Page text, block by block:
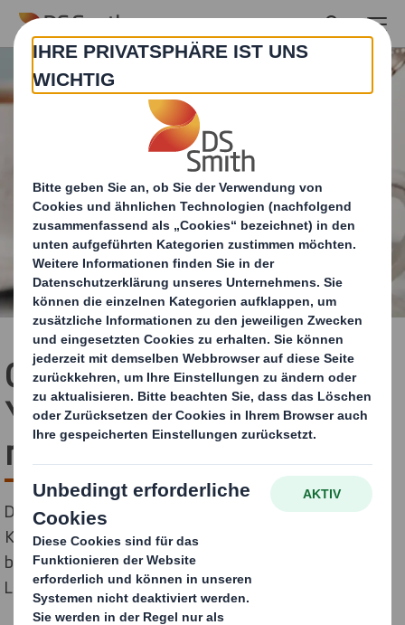
Skip to main content
Geschenkverpackung für
YOGI TEA® – im Einklang
mit der Natur
Die hochwertigen ayurvedischen Gewürz- und
Kräutermischungen von YOGI TEA® stehen für
bewussten Genuss und eine naturverbundene
Lebensweise.